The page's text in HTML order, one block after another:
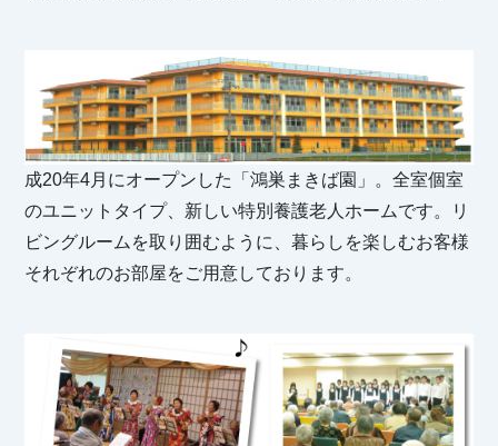
成20年4月にオープンした「鴻巣まきば園」。全室個室
のユニットタイプ、新しい特別養護老人ホームです。リ
ビングルームを取り囲むように、暮らしを楽しむお客様
それぞれのお部屋をご用意しております。